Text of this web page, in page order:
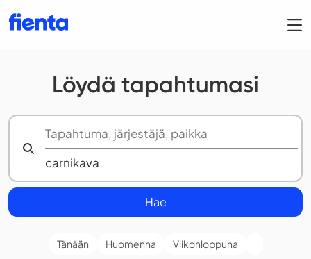
Löydä tapahtumasi
Hae
Tänään Huomenna Viikonloppuna